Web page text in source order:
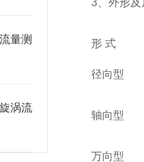
量测
涡流
3、外形及
形 式
径向型
轴向型
万向型